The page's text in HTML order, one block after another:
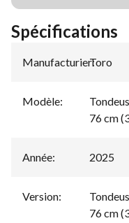
Spécifications
Manufacturier:
Toro
Modèle:
76 cm
Année: 2025
Version:
76 cm